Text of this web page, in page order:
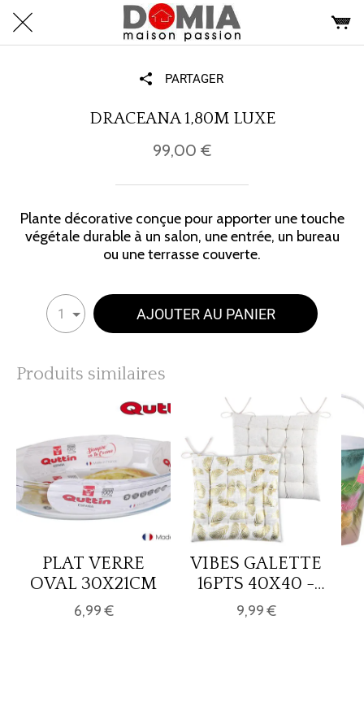
PARTAGER
DRACEANA 1,80M LUXE
99,00 €
Plante décorative conçue pour apporter une touche
végétale durable à un salon, une entrée, un bureau
ou une terrasse couverte.
1 AJOUTER AU PANIER
Produits similaires
PLAT VERRE
OVAL 30X21CM
6,99 €
VIBES GALETTE
16PTS 40X40 -
OR 100%CO
9,99 €